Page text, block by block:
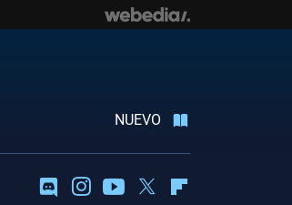
NUEVO
DiscordInstagramYoutubeTwitter